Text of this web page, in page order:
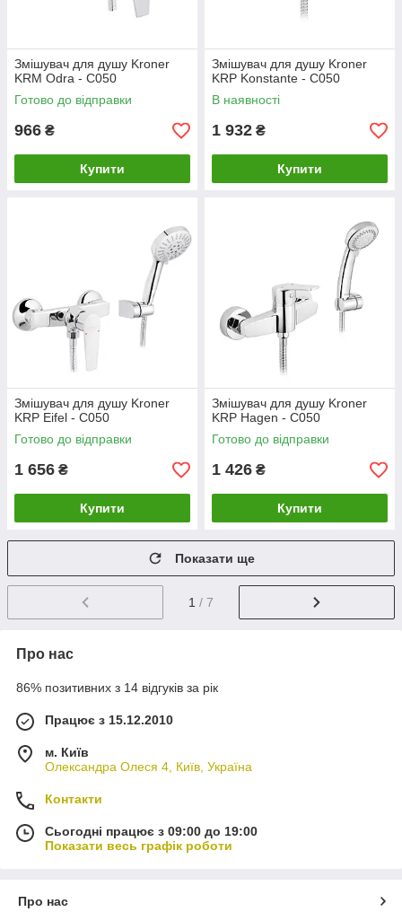
Змішувач для душу Kroner
KRM Odra - C050
Готово до відправки
966 ₴
Купити
Змішувач для душу Kroner
KRP Konstante - C050
В наявності
1 932 ₴
Купити
Змішувач для душу Kroner
KRP Eifel - C050
Готово до відправки
1 656 ₴
Купити
Змішувач для душу Kroner
KRP Hagen - C050
Готово до відправки
1 426 ₴
Купити
Показати ще
1 / 7
Про нас
86% позитивних з 14 відгуків за рік
Працює з 15.12.2010
м. Київ
Олександра Олеся 4, Київ, Україна
Контакти
Сьогодні працює з 09:00 до 19:00
Показати весь графік роботи
Про нас